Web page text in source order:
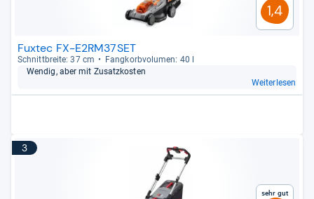
1,4
Fuxtec FX-E2RM37SET
Schnitt­breite: 37 cm
Fang­korb­vo­lu­men: 40 l
Wen­dig, aber mit Zusatz­kos­ten
Weiterlesen
3
Sehr gut